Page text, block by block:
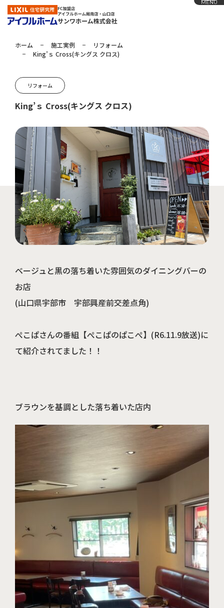
ホーム
アイフルホームの家づくり
施工実例
お知らせ
会社概要
展示場
採用情報
周南店の見学予約はこちら
定期点検受付予約はこちら
MENU
ホーム 施工実例
リフォーム
King’ｓ Cross(キングス クロス)
リフォーム
King’ｓ Cross(キングス クロス)
ベージュと黒の落ち着いた雰囲気のダイニングバーの
お店
(山口県宇部市 宇部興産前交差点角)
ぺこぱさんの番組【ぺこぱのぱこぺ】(R6.11.9放送)に
て紹介されてました！！
ブラウンを基調とした落ち着いた店内